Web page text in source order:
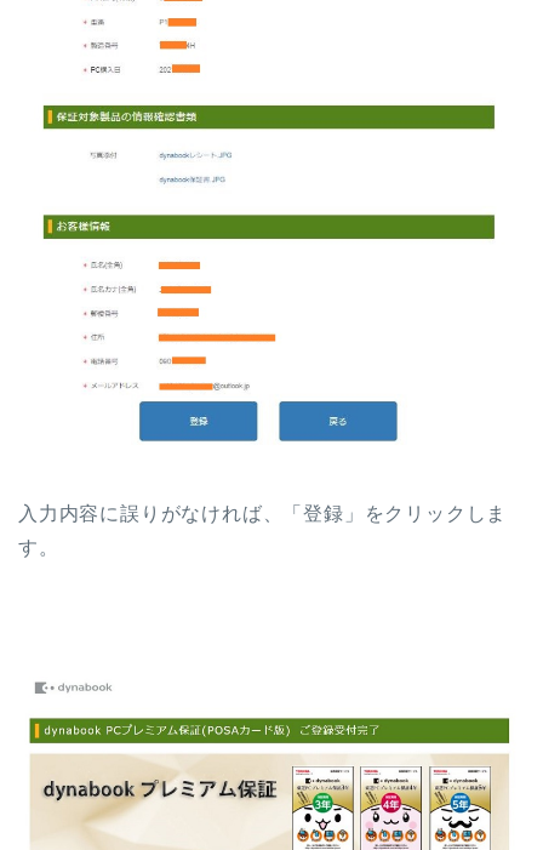
入力内容に誤りがなければ、「登録」をクリックしま
す。